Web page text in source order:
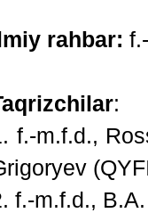
rahbar:
:
f.-m.f.d.,
f.-m.f.d.,